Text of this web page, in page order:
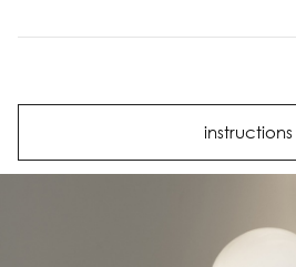
instructions